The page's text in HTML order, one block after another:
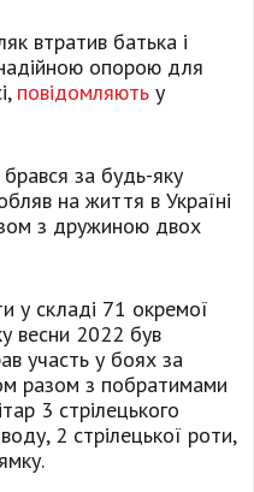
втратив батька і
опорою для
повідомляють у
за будь-яку
на життя в Україні
з дружиною двох
у складі 71 окремої
весни 2022 був
участь у боях за
разом з побратимами
3 стрілецького
2 стрілецької роти,